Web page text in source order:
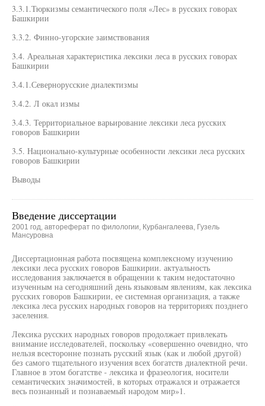
3.3.1.Тюркизмы семантического поля «Лес» в русских говорах
Башкирии
3.3.2. Финно-угорские заимствования
3.4. Ареальная характеристика лексики леса в русских говорах
Башкирии
3.4.1.Севернорусские диалектизмы
3.4.2. Л окал измы
3.4.3. Территориальное варьирование лексики леса русских
говоров Башкирии
3.5. Национально-культурные особенности лексики леса русских
говоров Башкирии
Выводы
Введение диссертации
2001 год, автореферат по филологии, Курбангалеева, Гузель
Мансуровна
Диссертационная работа посвящена комплексному изучению
лексики леса русских говоров Башкирии. актуальность
исследования заключается в обращении к таким недостаточно
изученным на сегодняшний день языковым явлениям, как лексика
русских говоров Башкирии, ее системная организация, а также
лексика леса русских народных говоров на территориях позднего
заселения.
Лексика русских народных говоров продолжает привлекать
внимание исследователей, поскольку «совершенно очевидно, что
нельзя всесторонне познать русский язык (как и любой другой)
без самого тщательного изучения всех богатств диалектной речи.
Главное в этом богатстве - лексика и фразеология, носители
семантических значимостей, в которых отражался и отражается
весь познанный и познаваемый народом мир»1.